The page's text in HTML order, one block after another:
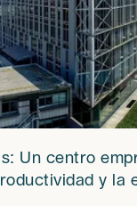
Un centro
y la